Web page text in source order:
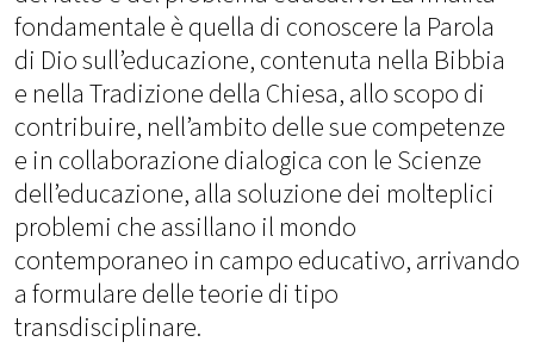
fondamentale è quella di conoscere la Parola
di Dio sull’educazione, contenuta nella Bibbia
e nella Tradizione della Chiesa, allo scopo di
contribuire, nell’ambito delle sue competenze
e in collaborazione dialogica con le Scienze
dell’educazione, alla soluzione dei molteplici
problemi che assillano il mondo
contemporaneo in campo educativo, arrivando
a formulare delle teorie di tipo
transdisciplinare.